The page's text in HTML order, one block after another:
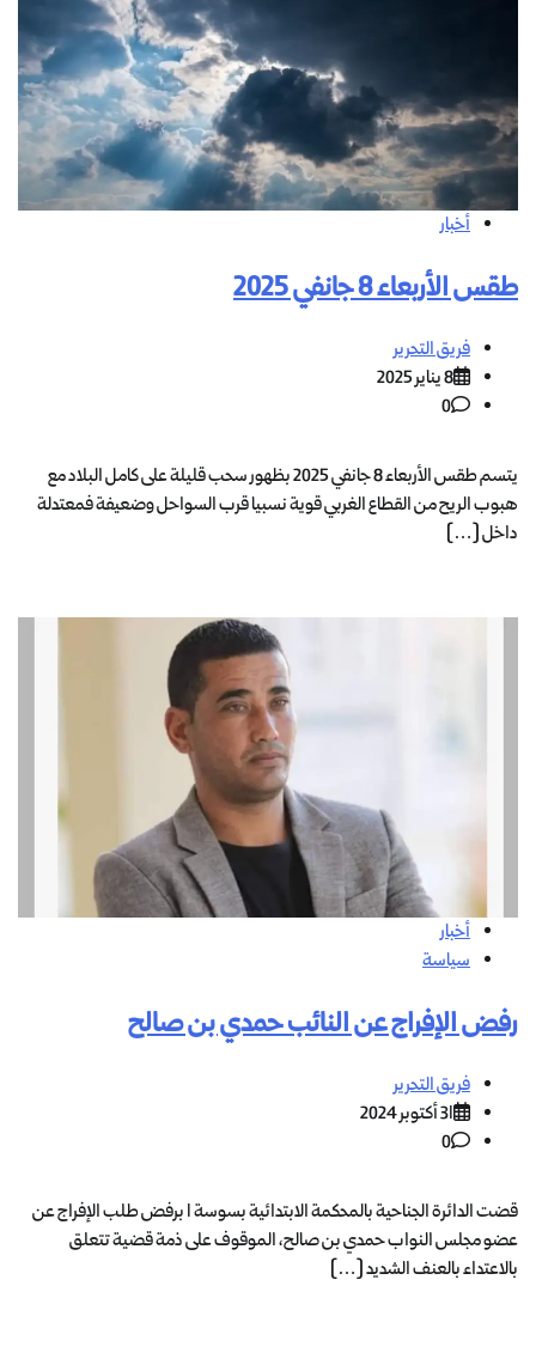
أخبار
طقس الأربعاء 8 جانفي 2025
فريق التحرير
8 يناير 2025
0
يتسم طقس الأربعاء 8 جانفي 2025 بظهور سحب قليلة على كامل البلاد مع
هبوب الريح من القطاع الغربي قوية نسبيا قرب السواحل وضعيفة فمعتدلة
داخل […]
أخبار
سياسة
رفض الإفراج عن النائب حمدي بن صالح
فريق التحرير
31 أكتوبر 2024
0
قضت الدائرة الجناحية بالمحكمة الابتدائية بسوسة 1 برفض طلب الإفراج عن
عضو مجلس النواب حمدي بن صالح، الموقوف على ذمة قضية تتعلق
بالاعتداء بالعنف الشديد […]